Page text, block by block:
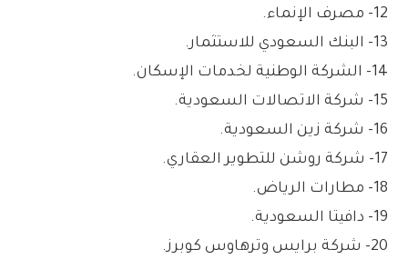
12- مصرف الإنماء.
13- البنك السعودي للاستثمار.
14- الشركة الوطنية لخدمات الإسكان.
15- شركة الاتصالات السعودية.
16- شركة زين السعودية.
17- شركة روشن للتطوير العقاري.
18- مطارات الرياض.
19- دافيتا السعودية.
20- شركة برايس وترهاوس كوبرز.